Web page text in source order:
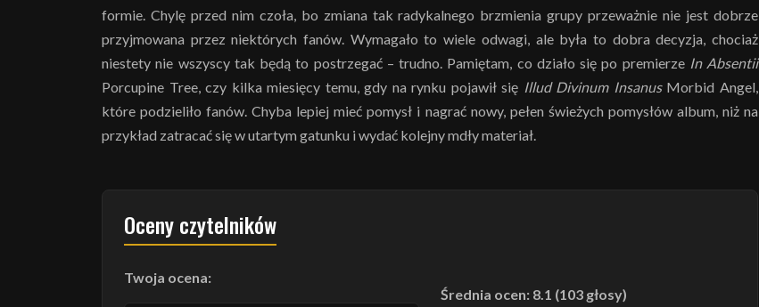
formie. Chylę przed nim czoła, bo zmiana tak radykalnego brzmienia grupy przeważnie nie jest dobrze
przyjmowana przez niektórych fanów. Wymagało to wiele odwagi, ale była to dobra decyzja, chociaż
niestety nie wszyscy tak będą to postrzegać – trudno. Pamiętam, co działo się po premierze In Absentii
Porcupine Tree, czy kilka miesięcy temu, gdy na rynku pojawił się Illud Divinum InsanusMorbid Angel,
które podzieliło fanów. Chyba lepiej mieć pomysł i nagrać nowy, pełen świeżych pomysłów album, niż na
przykład zatracać się w utartym gatunku i wydać kolejny mdły materiał.
Oceny czytelników
Twoja ocena:
Średnia ocen: 8.1 (103 głosy)